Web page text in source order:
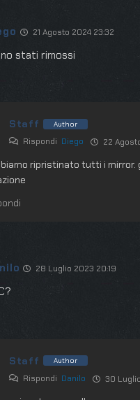
21 Agosto 2024 23:32
stati rimossi
Staff Author
Rispondi Diego 22
ripristinato tutti i mirror.
28 Luglio 2023 20:19
Staff Author
Rispondi Danilo 30